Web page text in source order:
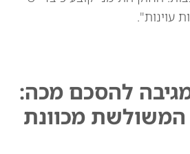
עוינות".
להסכם מכה:
מכוונת